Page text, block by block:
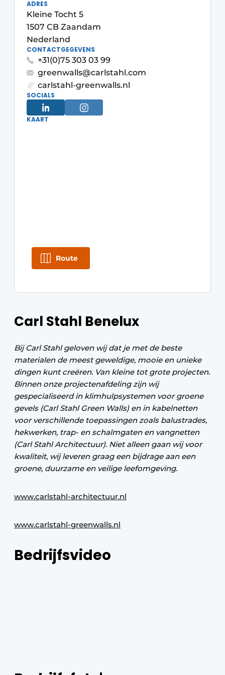
Carl Stahl Benelux
Bij Carl Stahl geloven wij dat je met de beste
materialen de meest geweldige, mooie en unieke
dingen kunt creëren. Van kleine tot grote projecten.
Binnen onze projectenafdeling zijn wij
gespecialiseerd in klimhulpsystemen voor groene
gevels (Carl Stahl Green Walls) en in kabelnetten
voor verschillende toepassingen zoals balustrades,
hekwerken, trap- en schalmgaten en vangnetten
(Carl Stahl Architectuur). Niet alleen gaan wij voor
kwaliteit, wij leveren graag een bijdrage aan een
groene, duurzame en veilige leefomgeving.
www.carlstahl-architectuur.nl
www.carlstahl-greenwalls.nl
Bedrijfsvideo
ADRES
Kleine Tocht 5
1507 CB Zaandam
Nederland
CONTACTGEGEVENS
+31(0)75 303 03 99
greenwalls@carlstahl.com
carlstahl-greenwalls.nl
SOCIALS
KAART
Route